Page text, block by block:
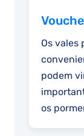
Os vales
podem
os